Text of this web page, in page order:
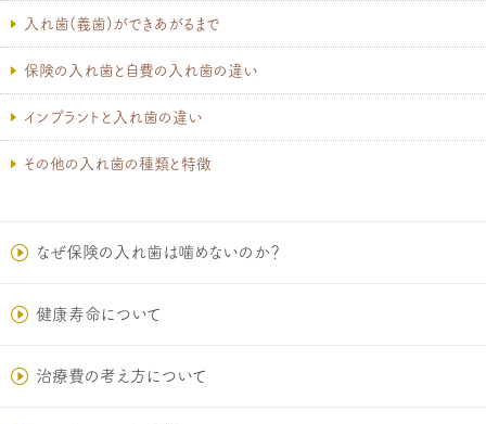
入れ歯(義歯)ができあがるまで
保険の入れ歯と自費の入れ歯の違い
インプラントと入れ歯の違い
その他の入れ歯の種類と特徴
なぜ保険の入れ歯は噛めないのか？
健康寿命について
治療費の考え方について